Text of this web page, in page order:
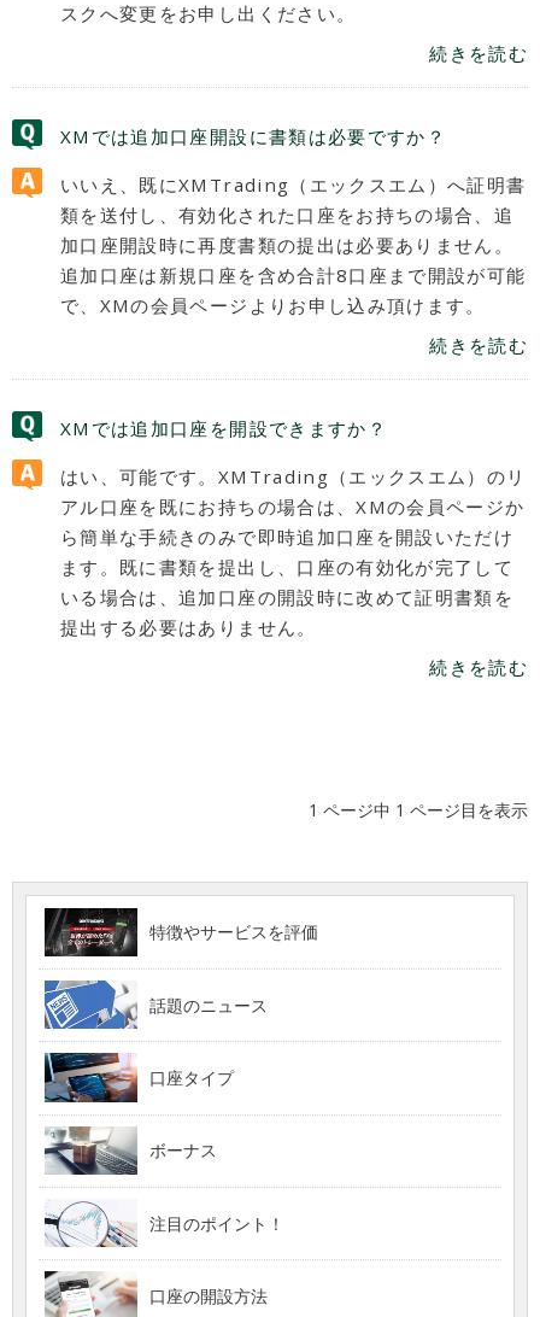
スクへ変更をお申し出ください。
続きを読む
XMでは追加口座開設に書類は必要ですか？
いいえ、既にXMTrading（エックスエム）へ証明書
類を送付し、有効化された口座をお持ちの場合、追
加口座開設時に再度書類の提出は必要ありません。
追加口座は新規口座を含め合計8口座まで開設が可能
で、XMの会員ページよりお申し込み頂けます。
続きを読む
XMでは追加口座を開設できますか？
はい、可能です。XMTrading（エックスエム）のリ
アル口座を既にお持ちの場合は、XMの会員ページか
ら簡単な手続きのみで即時追加口座を開設いただけ
ます。既に書類を提出し、口座の有効化が完了して
いる場合は、追加口座の開設時に改めて証明書類を
提出する必要はありません。
続きを読む
1 ページ中 1 ページ目を表示
特徴やサービスを評価
話題のニュース
口座タイプ
ボーナス
注目のポイント！
口座の開設方法